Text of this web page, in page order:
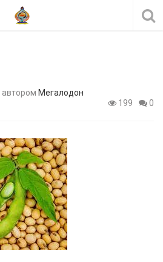
автором Мегалодон
199
0